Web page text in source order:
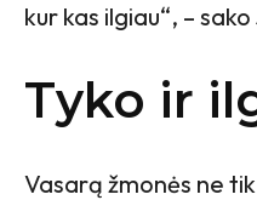
kur kas ilgiau“, –
Tyko ir
Vasarą žmonės ne